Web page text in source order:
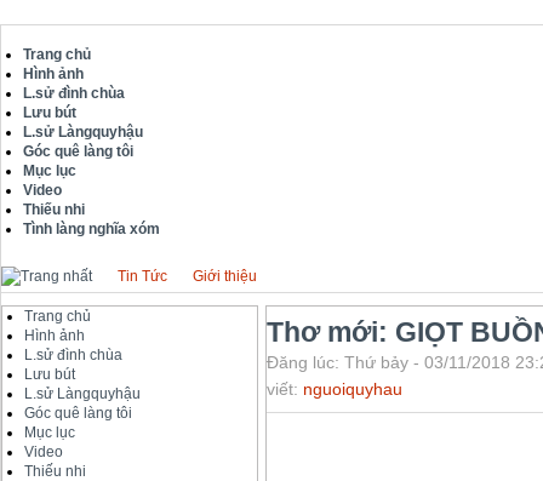
Trang chủ
Hình ảnh
L.sử đình chùa
Lưu bút
L.sử Làngquyhậu
Góc quê làng tôi
Mục lục
Video
Thiếu nhi
Tình làng nghĩa xóm
Tin Tức Giới thiệu
Trang chủ
Hình ảnh
L.sử đình chùa
Lưu bút
L.sử Làngquyhậu
Góc quê làng tôi
Mục lục
Video
Thiếu nhi
Thơ mới: GIỌT
Đăng lúc: Thứ bảy - 03/11/2018
viết: nguoiquyhau